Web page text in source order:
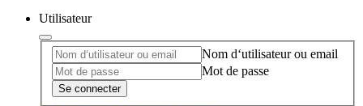
Utilisateur
Nom d‘utilisateur ou email
Mot de passe
Se connecter